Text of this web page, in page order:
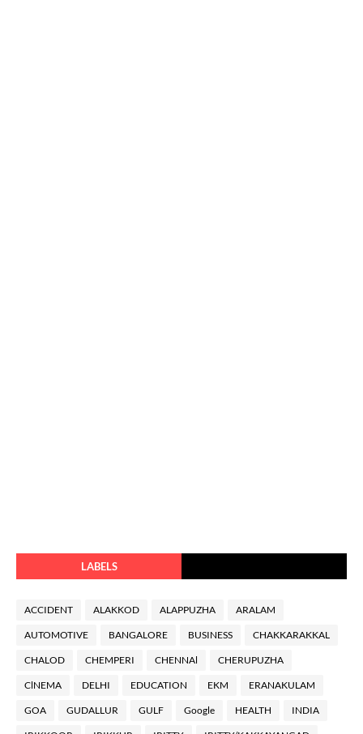
LABELS
ACCIDENT ALAKKOD ALAPPUZHA ARALAM
AUTOMOTIVE BANGALORE BUSINESS CHAKKARAKKAL
CHALOD CHEMPERI CHENNAl CHERUPUZHA
ClNEMA DELHI EDUCATION EKM ERANAKULAM
GOA GUDALLUR GULF Google HEALTH INDIA